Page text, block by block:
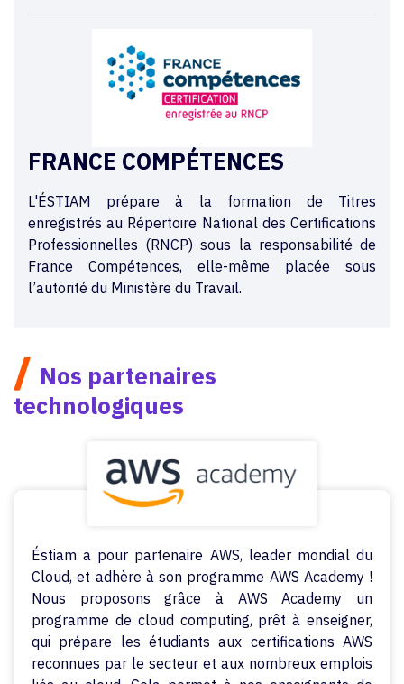
FRANCE COMPÉTENCES
L'ÉSTIAM prépare à la formation de Titres
enregistrés au Répertoire National des Certifications
Professionnelles (RNCP) sous la responsabilité de
France Compétences, elle-même placée sous
l’autorité du Ministère du Travail.
/ Nos partenaires
technologiques
Éstiam a pour partenaire AWS, leader mondial du
Cloud, et adhère à son programme AWS Academy !
Nous proposons grâce à AWS Academy un
programme de cloud computing, prêt à enseigner,
qui prépare les étudiants aux certifications AWS
reconnues par le secteur et aux nombreux emplois